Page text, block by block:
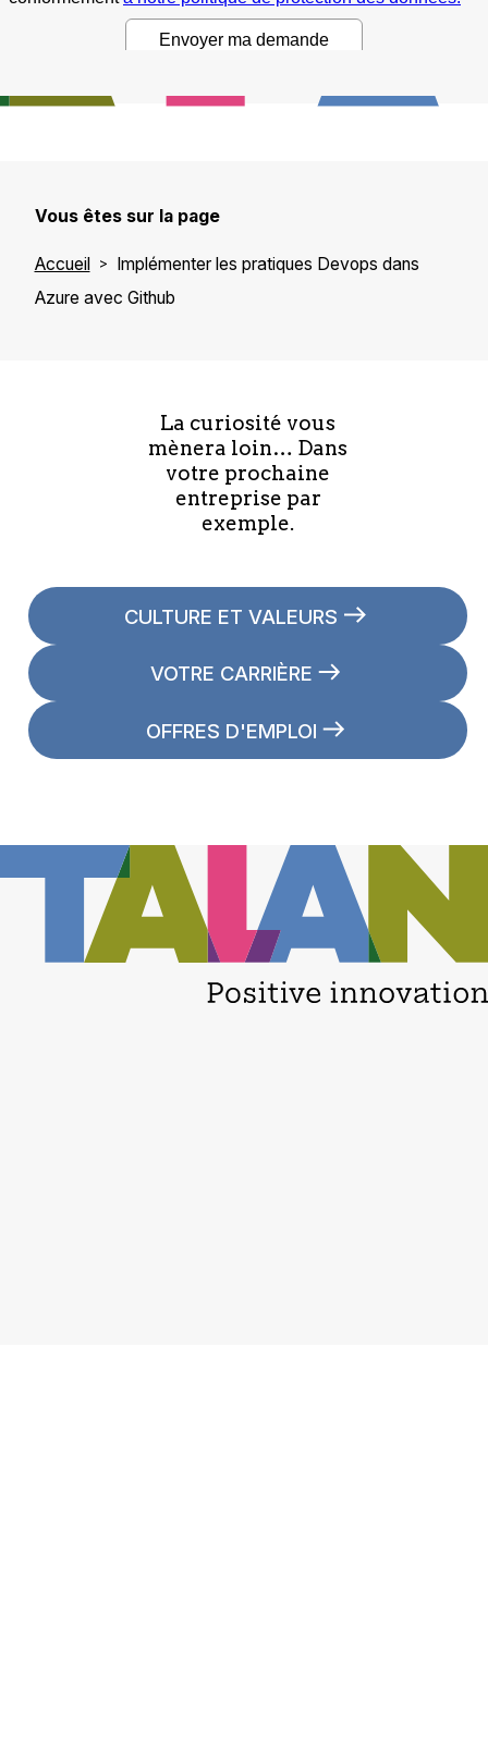
Vous êtes sur la page
Accueil
Implémenter les pratiques Devops dans
Azure avec Github
La curiosité vous
mènera loin… Dans
votre prochaine
entreprise par
exemple.
CULTURE ET VALEURS
VOTRE CARRIÈRE
OFFRES D'EMPLOI